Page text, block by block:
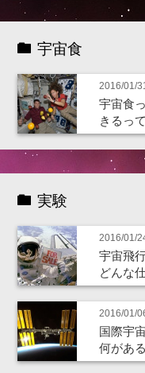
宇宙食
2016/01/
宇宙食
きるっ
実験
2016/01/
宇宙飛
どんな
2016/01/
国際宇
何があ